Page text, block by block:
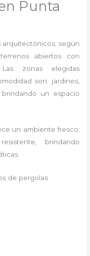
Punta
arquitectónicos; según
abiertos con
zonas elegidas
son: jardines,
un espacio
un ambiente fresco,
brindando
de pergolas